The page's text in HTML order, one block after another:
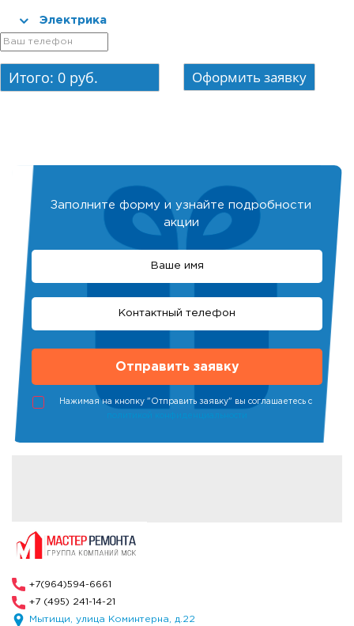
Электрика
Итого: 0руб.
Заполните форму и узнайте подробности
акции
Нажимая на кнопку "Отправить заявку" вы соглашаетесь с
политикой конфиденциальности
+7(964)594-6661
+7 (495) 241-14-21
Мытищи, улица Коминтерна, д.22